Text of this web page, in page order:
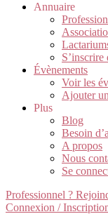
Annuaire
S’inscrire
Évènements
Voir les
Ajouter
Plus
Blog
Besoin
A propos
Nous
Se
Professionnel ?
Connexion /